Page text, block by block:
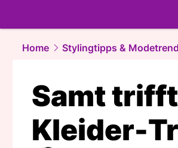
Home
Stylingtipps &
Samt
Kleider-